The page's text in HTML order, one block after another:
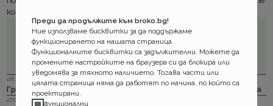
компанията незабавно на тел. 0887 922 444.
06.12.2023 г.
Групама: Ски и сноуборд безплатно при пътуване в чужбина
27.04.2023 г.
Преди да продължите към broko.bg!
Ние използваме бисквитки за да поддържаме
функционирането на нашата страница.
Функционалните бисквитки са задължителни. Можете да
промените настройките на браузера си да блокира или
уведомява за тяхното наличието. Тогава части или
цялата страница няма да работят по начина, по който са
проектирани.
фунционални